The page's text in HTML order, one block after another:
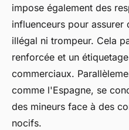
impose également des
influenceurs pour assurer
illégal ni trompeur. Cela
renforcée et un
commerciaux.
comme l'Espagne, se
des mineurs face à des
nocifs.